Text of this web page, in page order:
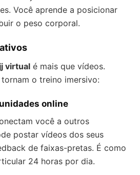
Você aprende a posicionar
o peso corporal.
virtual é mais que vídeos.
o treino imersivo:
online
você a outros
postar vídeos dos seus
de faixas-pretas. É como
24 horas por dia.